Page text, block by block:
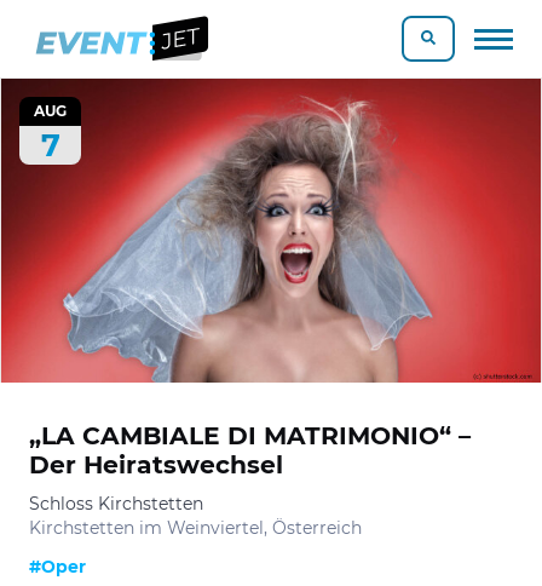
AUG
7
„LA CAMBIALE DI MATRIMONIO“ –
Der Heiratswechsel
Schloss Kirchstetten
Kirchstetten im Weinviertel, Österreich
#Oper